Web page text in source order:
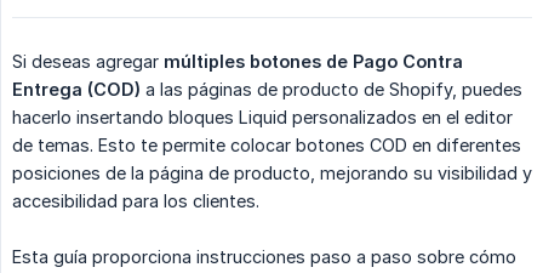
Si deseas agregar múltiples botones de Pago Contra
Entrega (COD) a las páginas de producto de Shopify, puedes
hacerlo insertando bloques Liquid personalizados en el editor
de temas. Esto te permite colocar botones COD en diferentes
posiciones de la página de producto, mejorando su visibilidad y
accesibilidad para los clientes.
Esta guía proporciona instrucciones paso a paso sobre cómo